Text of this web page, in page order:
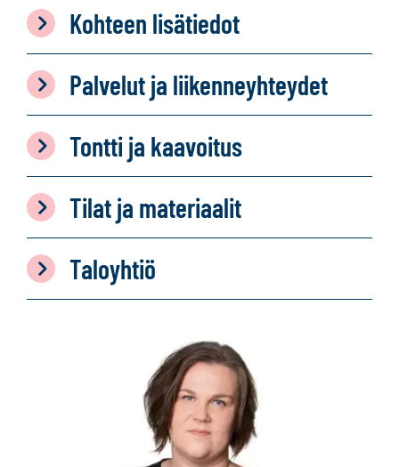
Kohteen lisätiedot
Palvelut ja liikenneyhteydet
Tontti ja kaavoitus
Tilat ja materiaalit
Taloyhtiö